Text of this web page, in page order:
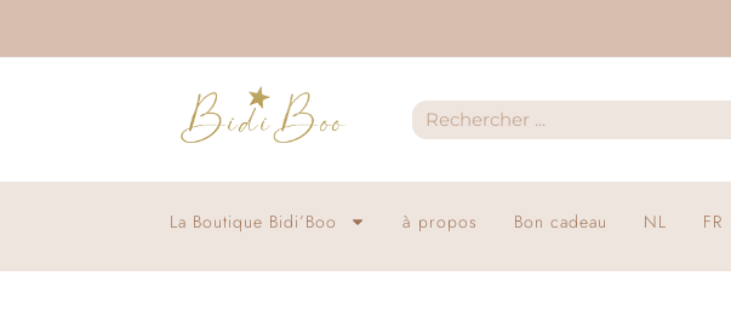
La Boutique Bidi’Boo à propos Bon cadeau NL FR